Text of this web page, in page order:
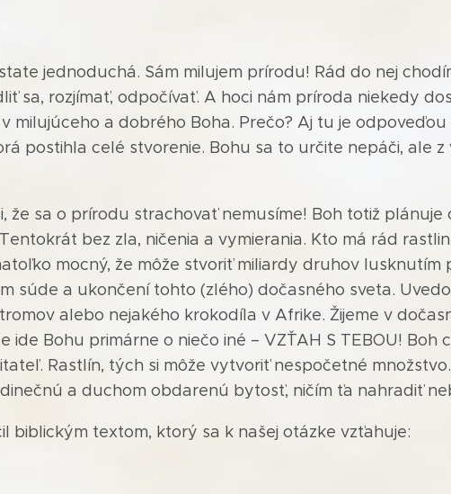
jednoduchá. Sám milujem prírodu! Rád do nej
sa, rozjímať, odpočívať. A hoci nám príroda niekedy
milujúceho a dobrého Boha. Prečo? Aj tu je
postihla celé stvorenie. Bohu sa to určite nepáči, ale z
že sa o prírodu strachovať nemusíme! Boh totiž
bez zla, ničenia a vymierania. Kto má rád
mocný, že môže stvoriť miliardy druhov lusknutím
súde a ukončení tohto (zlého) dočasného sveta.
alebo nejakého krokodíla v Afrike. Žijeme v
ide Bohu primárne o niečo iné – VZŤAH S TEBOU! Boh
Rastlín, tých si môže vytvoriť nespočetné
a duchom obdarenú bytosť, ničím ťa nahradiť
biblickým textom, ktorý sa k našej otázke vzťahuje: